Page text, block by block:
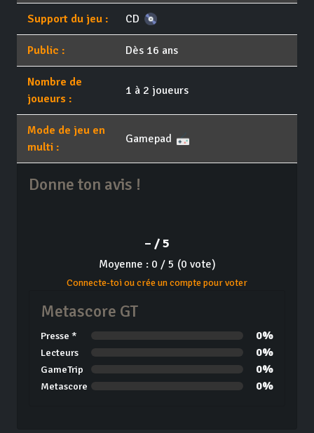
Support du jeu : CD
Public : Dès 16 ans
Nombre de
joueurs :
1 à 2 joueurs
Mode de jeu en
multi :
Gamepad
Donne ton avis !
– / 5
Moyenne : 0 / 5 (0 vote)
Connecte-toi ou crée un compte pour voter
Metascore GT
Presse * 0%
Lecteurs 0%
GameTrip 0%
Metascore 0%